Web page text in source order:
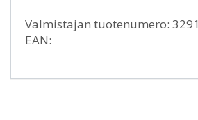
Valmistajan tuotenumero: 3291
EAN: